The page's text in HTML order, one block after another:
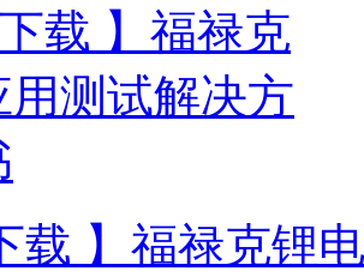
载 】福禄克锂